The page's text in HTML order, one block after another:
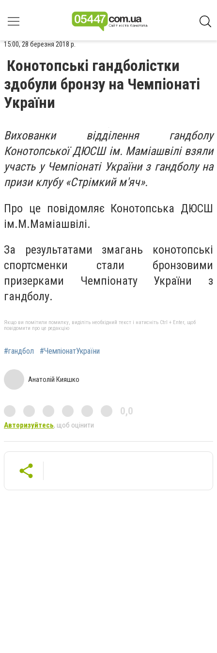
15:00, 28 березня 2018 р.
Конотопські гандболістки
здобули бронзу на Чемпіонаті
України
Вихованки відділення гандболу
Конотопської ДЮСШ ім. Маміашвілі взяли
участь у Чемпіонаті України з гандболу на
призи клубу «Стрімкий м'яч».
Про це повідомляє Конотопська ДЮСШ
ім.М.Маміашвілі.
За результатами змагань конотопські
спортсменки стали бронзовими
призерками Чемпіонату України з
гандболу.
Якщо ви помітили помилку, виділіть необхідний текст і натисніть Ctrl + Enter, щоб
повідомити про це редакцію
#гандбол #ЧемпіонатУкраїни
Анатолій Кияшко
0,0
Авторизуйтесь, щоб оцінити